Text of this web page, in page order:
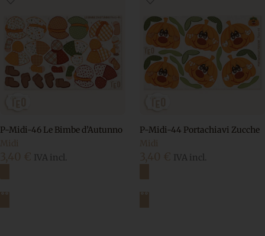
P-Midi-46 Le Bimbe d’Autunno
IVA incl.
P-Midi-44 Portachiavi Zucche
IVA incl.